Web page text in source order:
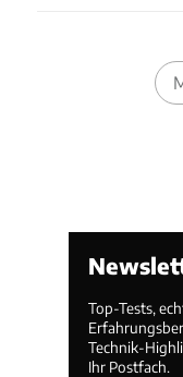
Top-Tests,
Technik-
Ihr Postfach.